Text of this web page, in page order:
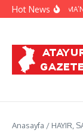
İçeriğe atla
Hot News
Anasayfa / HAYIR,